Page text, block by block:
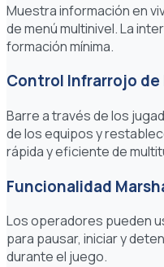
Muestra información en
de menú multinivel. La
formación mínima.
Control Infrarrojo de
Barre a través de los
de los equipos y
rápida y eficiente de
Funcionalidad
Los operadores pueden
para pausar, iniciar y
durante el juego.